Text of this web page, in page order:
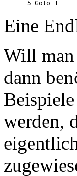
Eine
Will man
dann
werden,